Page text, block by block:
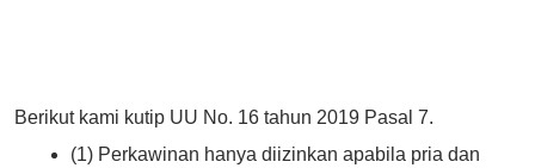
Berikut kami kutip UU No. 16 tahun 2019 Pasal 7.
(1) Perkawinan hanya diizinkan apabila pria dan